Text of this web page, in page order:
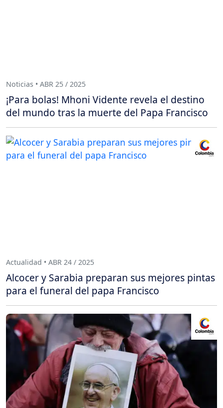
Noticias • ABR 25 / 2025
¡Para bolas! Mhoni Vidente revela el destino
del mundo tras la muerte del Papa Francisco
Actualidad • ABR 24 / 2025
Alcocer y Sarabia preparan sus mejores pintas
para el funeral del papa Francisco